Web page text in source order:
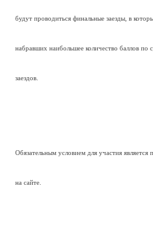
будут проводиться финальные заезды, в
набравших наибольшее количество баллов по
заездов.
Обязательным условием для участия является
на сайте.